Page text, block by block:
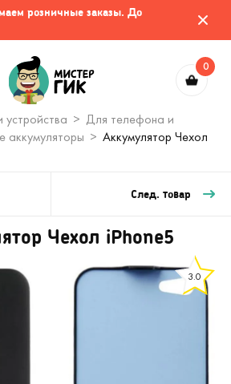
розничные заказы. До
0
устройства
Для телефона и
аккумуляторы
Аккумулятор Чехол
След. товар
Чехол iPhone5
3.0